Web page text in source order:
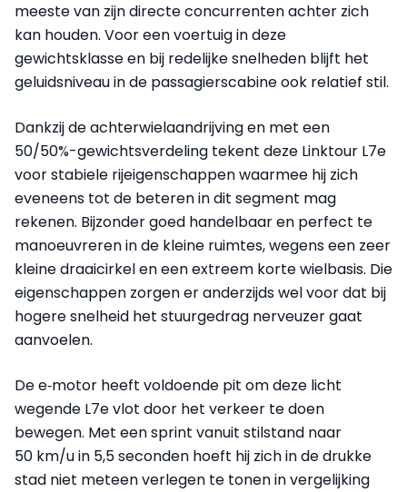
meeste van zijn directe concurrenten achter zich
kan houden. Voor een voertuig in deze
gewichtsklasse en bij redelijke snelheden blijft het
geluidsniveau in de passagierscabine ook relatief stil.
Dankzij de achterwielaandrijving en met een
50/50%-gewichtsverdeling tekent deze Linktour L7e
voor stabiele rijeigenschappen waarmee hij zich
eveneens tot de beteren in dit segment mag
rekenen. Bijzonder goed handelbaar en perfect te
manoeuvreren in de kleine ruimtes, wegens een zeer
kleine draaicirkel en een extreem korte wielbasis. Die
eigenschappen zorgen er anderzijds wel voor dat bij
hogere snelheid het stuurgedrag nerveuzer gaat
aanvoelen.
De e‑motor heeft voldoende pit om deze licht
wegende L7e vlot door het verkeer te doen
bewegen. Met een sprint vanuit stilstand naar
50 km/u in 5,5 seconden hoeft hij zich in de drukke
stad niet meteen verlegen te tonen in vergelijking